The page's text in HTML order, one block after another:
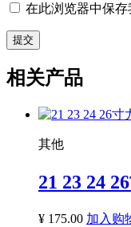
在此浏览器中保存
相关产品
其他
21 23 24
¥ 175.00 加入购